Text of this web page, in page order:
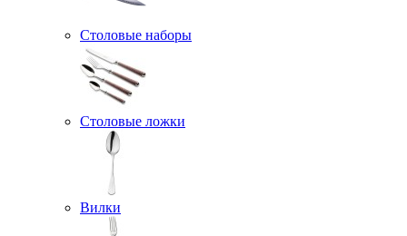
Столовые наборы
Столовые ложки
Вилки